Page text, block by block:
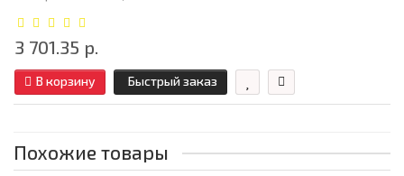
3 701.35 р.
В корзину Быстрый заказ
Похожие товары